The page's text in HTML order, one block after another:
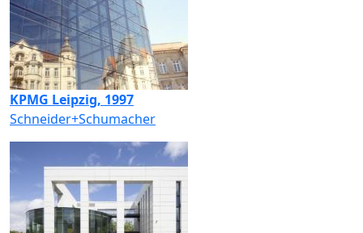
KPMG Leipzig, 1997
Schneider+Schumacher